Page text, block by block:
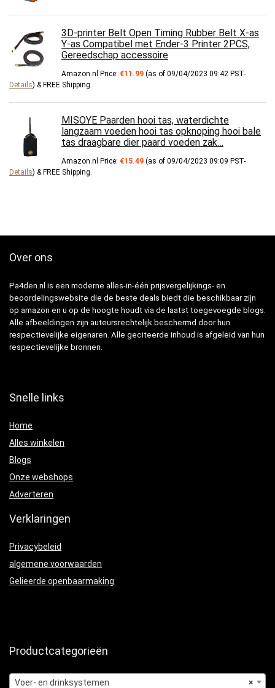
3D-printer Belt Open Timing Rubber Belt X-as
Y-as Compatibel met Ender-3 Printer 2PCS,
Gereedschap accessoire
Amazon.nl Price: €11.99 (as of 09/04/2023 09:42 PST-
Details) & FREE Shipping
MISOYE Paarden hooi tas, waterdichte
langzaam voeden hooi tas opknoping hooi bale
tas draagbare dier paard voeden zak…
Amazon.nl Price: €15.49 (as of 09/04/2023 09:09 PST-
Details) & FREE Shipping
Over ons
Pa4den.nl is een moderne alles-in-één prijsvergelijkings- en
beoordelingswebsite die de beste deals biedt die beschikbaar zijn
op amazon en u op de hoogte houdt via de laatst toegevoegde blogs.
Alle afbeeldingen zijn auteursrechtelijk beschermd door hun
respectievelijke eigenaren. Alle geciteerde inhoud is afgeleid van hun
respectievelijke bronnen.
Snelle links
Home
Alles winkelen
Blogs
Onze webshops
Adverteren
Verklaringen
Privacybeleid
algemene voorwaarden
Gelieerde openbaarmaking
Productcategorieën
×
Voer- en drinksystemen